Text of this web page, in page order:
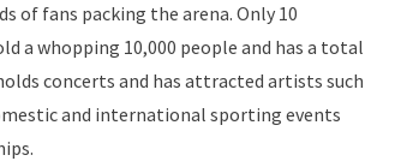
of fans packing the arena. Only 10
a whopping 10,000 people and has a total
concerts and has attracted artists such
and international sporting events